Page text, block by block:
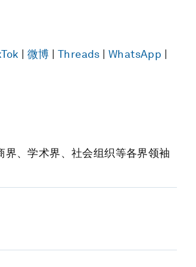
微博 Threads WhatsApp
、学术界、社会组织等各界领袖